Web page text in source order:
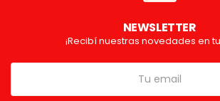
NEWSLETTER
¡Recibí nuestras novedades en